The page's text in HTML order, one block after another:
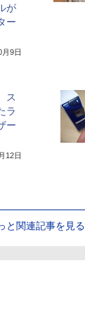
が
ー
9日
ス
ラ
ー
12日
と関連記事を見る